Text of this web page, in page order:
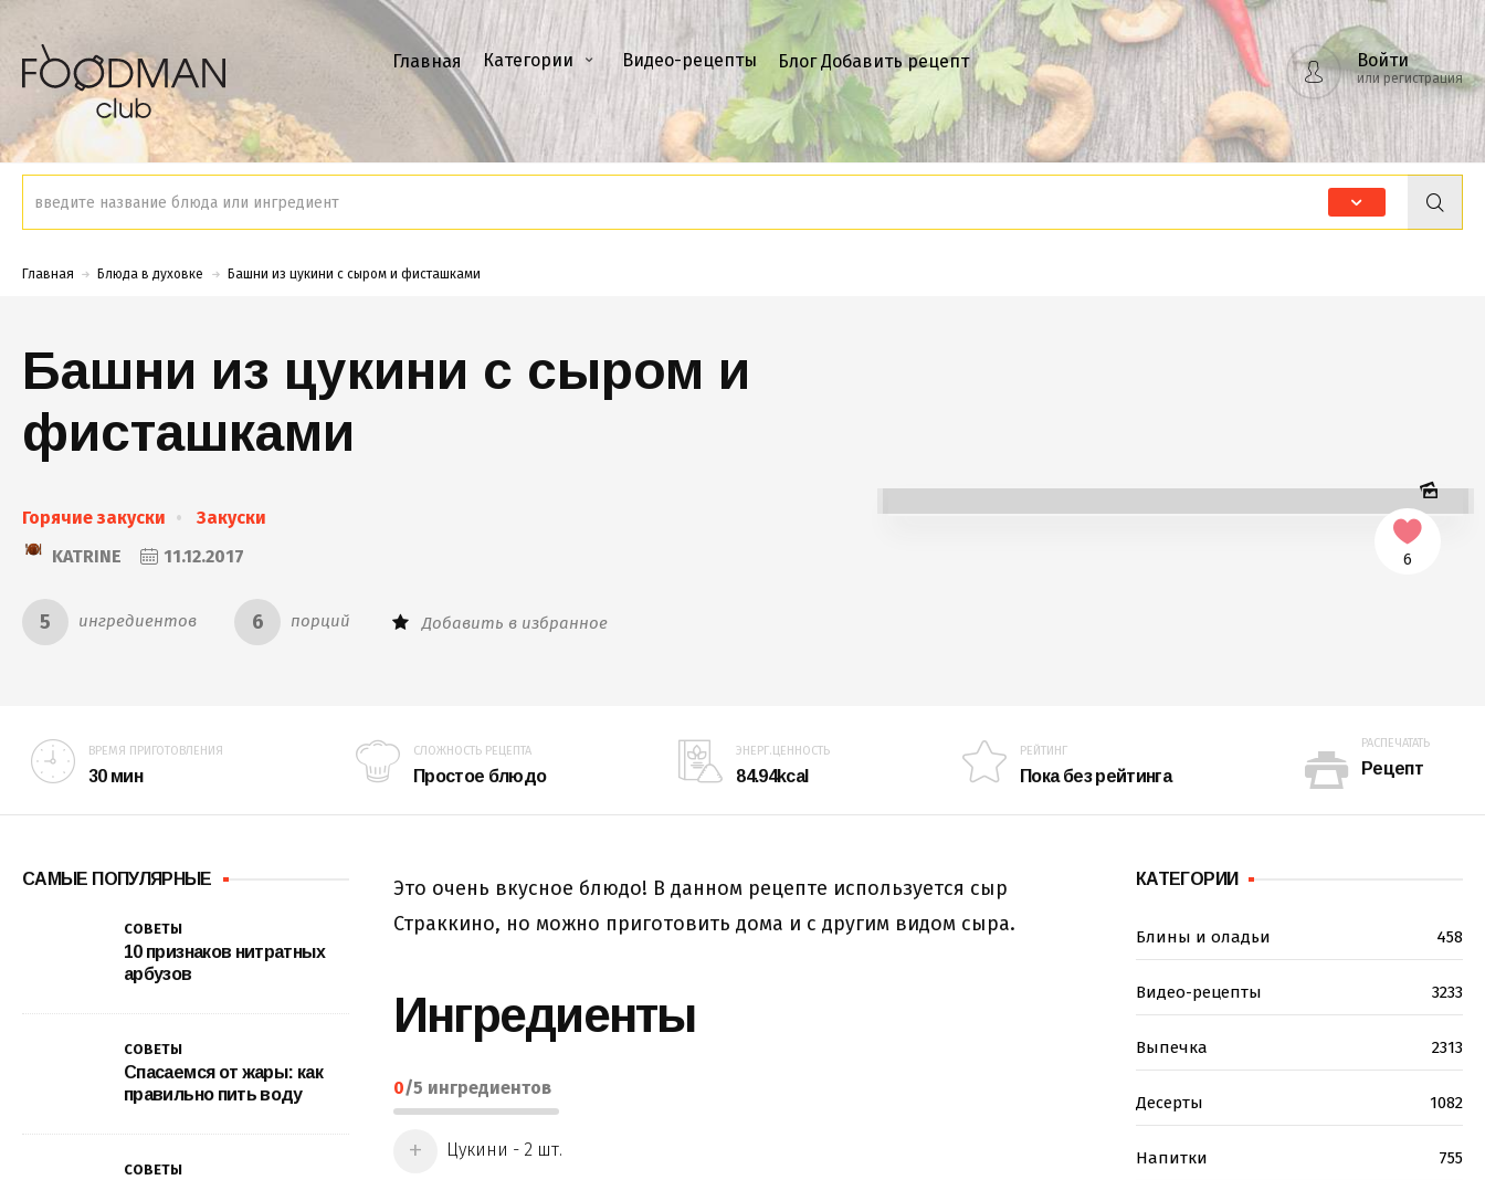
Главная Категории Видео-рецепты Блог Добавить рецепт Войти
или регистрация
Главная Блюда в духовке Башни из цукини с сыром и фисташками
Башни из цукини с сыром и
фисташками
Горячие закуски
Закуски
KATRINE
11.12.2017
5 ингредиентов 6 порций Добавить в избранное
6
ВРЕМЯ ПРИГОТОВЛЕНИЯ
30 мин
СЛОЖНОСТЬ РЕЦЕПТА
Простое блюдо
ЭНЕРГ.ЦЕННОСТЬ
84.94kcal
РЕЙТИНГ
Пока без рейтинга
РАСПЕЧАТАТЬ
Рецепт
САМЫЕ ПОПУЛЯРНЫЕ
СОВЕТЫ
10 признаков нитратных
арбузов
СОВЕТЫ
Спасаемся от жары: как
правильно пить воду
СОВЕТЫ
Это очень вкусное блюдо! В данном рецепте используется сыр
Страккино, но можно приготовить дома и с другим видом сыра.
Ингредиенты
0/5 ингредиентов
Цукини - 2 шт.
КАТЕГОРИИ
Блины и оладьи 458
Видео-рецепты 3233
Выпечка 2313
Десерты 1082
Напитки 755